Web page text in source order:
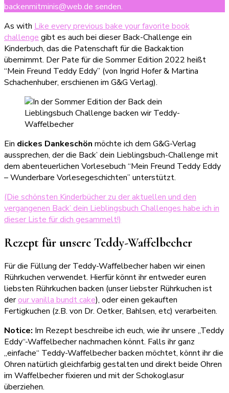
backenmitminis@web.de senden.
As with Like every previous bake your favorite book
challenge gibt es auch bei dieser Back-Challenge ein
Kinderbuch, das die Patenschaft für die Backaktion
übernimmt. Der Pate für die Sommer Edition 2022 heißt
“Mein Freund Teddy Eddy” (von Ingrid Hofer & Martina
Schachenhuber, erschienen im G&G Verlag).
Ein dickes Dankeschön möchte ich dem G&G-Verlag
aussprechen, der die Back’ dein Lieblingsbuch-Challenge mit
dem abenteuerlichen Vorlesebuch “Mein Freund Teddy Eddy
– Wunderbare Vorlesegeschichten” unterstützt.
(Die schönsten Kinderbücher zu der aktuellen und den
vergangenen Back’ dein Lieblingsbuch Challenges habe ich in
dieser Liste für dich gesammelt!)
Rezept für unsere Teddy-Waffelbecher
Für die Füllung der Teddy-Waffelbecher haben wir einen
Rührkuchen verwendet. Hierfür könnt ihr entweder euren
liebsten Rührkuchen backen (unser liebster Rührkuchen ist
derour vanilla bundt cake), oder einen gekauften
Fertigkuchen (z.B. von Dr. Oetker, Bahlsen, etc) verarbeiten.
Notice: Im Rezept beschreibe ich euch, wie ihr unsere „Teddy
Eddy“-Waffelbecher nachmachen könnt. Falls ihr ganz
„einfache“ Teddy-Waffelbecher backen möchtet, könnt ihr die
Ohren natürlich gleichfarbig gestalten und direkt beide Ohren
im Waffelbecher fixieren und mit der Schokoglasur
überziehen.